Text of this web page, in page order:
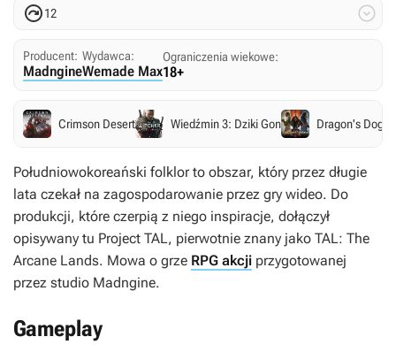
12 
Producent:
Madngine
Wydawca:
Wemade Max
Ograniczenia wiekowe:
18+
Crimson Desert Wiedźmin 3: Dziki Gon Dragon's
Południowokoreański folklor to obszar, który przez długie
lata czekał na zagospodarowanie przez gry wideo. Do
produkcji, które czerpią z niego inspiracje, dołączył
opisywany tu Project TAL, pierwotnie znany jako TAL: The
Arcane Lands. Mowa o grze RPG akcji przygotowanej
przez studio Madngine.
Gameplay